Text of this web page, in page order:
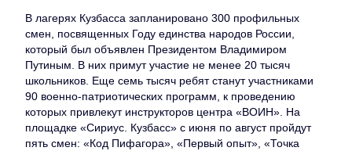
В лагерях Кузбасса запланировано 300 профильных
смен, посвященных Году единства народов России,
который был объявлен Президентом Владимиром
Путиным. В них примут участие не менее 20 тысяч
школьников. Еще семь тысяч ребят станут участниками
90 военно-патриотических программ, к проведению
которых привлекут инструкторов центра «ВОИН». На
площадке «Сириус. Кузбасс» с июня по август пройдут
пять смен: «Код Пифагора», «Первый опыт», «Точка